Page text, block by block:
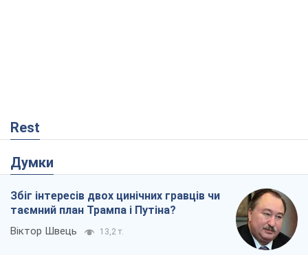
Rest
Думки
Збіг інтересів двох цинічних гравців чи
таємний план Трампа і Путіна?
Віктор Швець 13,2 т.